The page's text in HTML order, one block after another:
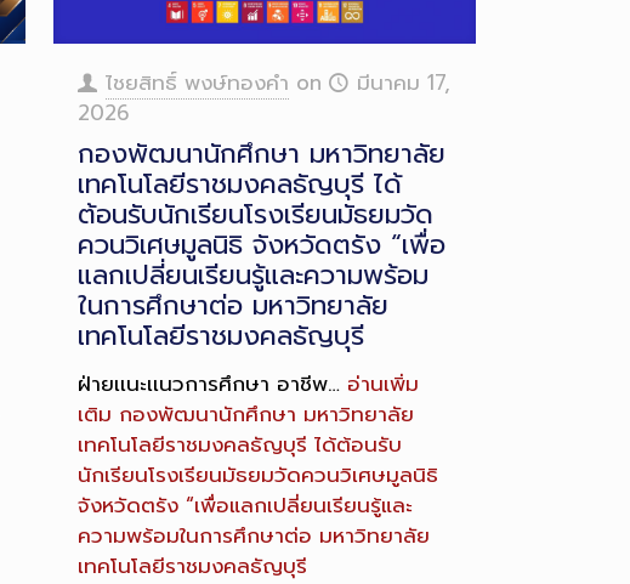
ไชยสิทธิ์ พงษ์ทองคำ on
มีนาคม 17,
2026
กองพัฒนานักศึกษา มหาวิทยาลัย
เทคโนโลยีราชมงคลธัญบุรี ได้
ต้อนรับนักเรียนโรงเรียนมัธยมวัด
ควนวิเศษมูลนิธิ จังหวัดตรัง “เพื่อ
แลกเปลี่ยนเรียนรู้และความพร้อม
ในการศึกษาต่อ มหาวิทยาลัย
เทคโนโลยีราชมงคลธัญบุรี
ฝ่ายเเนะเเนวการศึกษา อาชีพ… อ่านเพิ่ม
เติม กองพัฒนานักศึกษา มหาวิทยาลัย
เทคโนโลยีราชมงคลธัญบุรี ได้ต้อนรับ
นักเรียนโรงเรียนมัธยมวัดควนวิเศษมูลนิธิ
จังหวัดตรัง “เพื่อแลกเปลี่ยนเรียนรู้และ
ความพร้อมในการศึกษาต่อ มหาวิทยาลัย
เทคโนโลยีราชมงคลธัญบุรี